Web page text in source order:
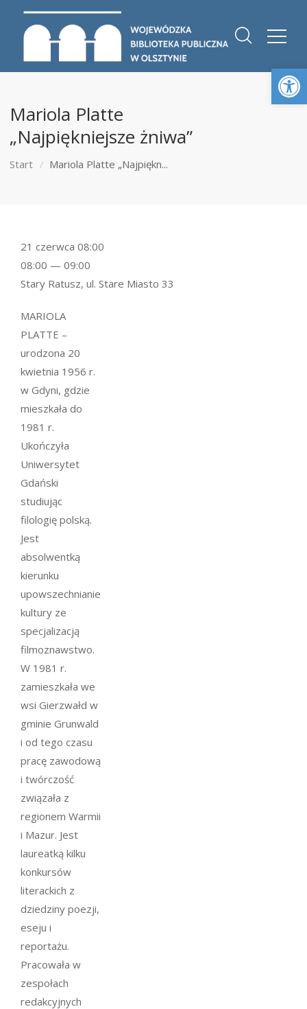
Mariola Platte
„Najpiękniejsze żniwa”
Start Mariola Platte „Najpiękn...
MARIOLA
PLATTE –
urodzona 20
kwietnia 1956 r.
w Gdyni, gdzie
mieszkała do
1981 r.
Ukończyła
Uniwersytet
Gdański
studiując
filologię polską.
Jest
absolwentką
kierunku
upowszechnianie
kultury ze
specjalizacją
filmoznawstwo.
W 1981 r.
zamieszkała we
wsi Gierzwałd w
gminie Grunwald
i od tego czasu
pracę zawodową
i twórczość
związała z
regionem Warmii
i Mazur. Jest
laureatką kilku
konkursów
literackich z
dziedziny poezji,
eseju i
reportażu.
Pracowała w
zespołach
redakcyjnych
21 czerwca 08:00
08:00 — 09:00
Stary Ratusz, ul. Stare Miasto 33